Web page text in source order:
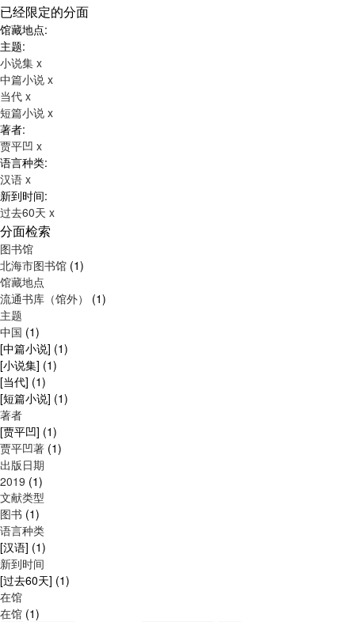
已经限定的分面
馆藏地点:
主题:
小说集 x
中篇小说 x
当代 x
短篇小说 x
著者:
贾平凹 x
语言种类:
汉语 x
新到时间:
过去60天 x
分面检索
图书馆
北海市图书馆 (1)
馆藏地点
流通书库（馆外） (1)
主题
中国 (1)
[中篇小说] (1)
[小说集] (1)
[当代] (1)
[短篇小说] (1)
著者
[贾平凹] (1)
贾平凹著 (1)
出版日期
2019 (1)
文献类型
图书 (1)
语言种类
[汉语] (1)
新到时间
[过去60天] (1)
在馆
在馆 (1)